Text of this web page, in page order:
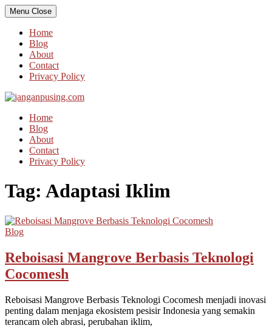
Skip
to
content
Menu Close
Home
Blog
About
Contact
Privacy Policy
Home
Blog
About
Contact
Privacy Policy
Tag: Adaptasi Iklim
Blog
Reboisasi Mangrove Berbasis Teknologi
Cocomesh
Reboisasi Mangrove Berbasis Teknologi Cocomesh menjadi inovasi
penting dalam menjaga ekosistem pesisir Indonesia yang semakin
terancam oleh abrasi, perubahan iklim,